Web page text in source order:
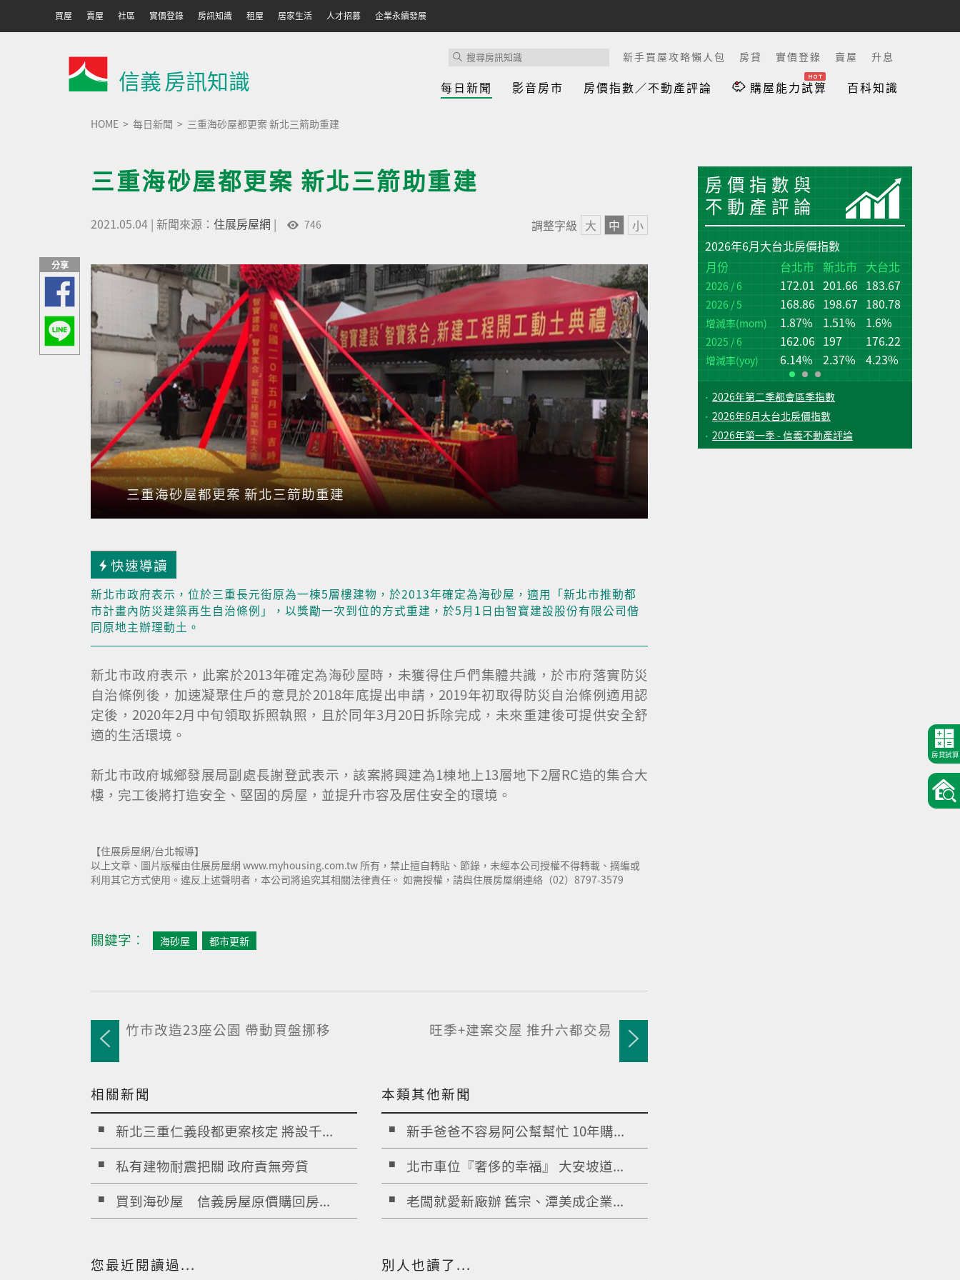
買屋 賣屋 社區 實價登錄 房訊知識 租屋 居家生活 人才招募 企業永續發展
信義房訊知識
新手買屋攻略懶人包 房貸 實價登錄 賣屋 升息
每日新聞 影音房市 房價指數／不動產評論 購屋能力試算 百科知識
房貸試算
HOME 每日新聞 三重海砂屋都更案 新北三箭助重建
三重海砂屋都更案 新北三箭助重建
2021.05.04 | 新聞來源： 住展房屋網 | 746 調整字級 大 中 小
分享
三重海砂屋都更案 新北三箭助重建
快速導讀
新北市政府表示，位於三重長元街原為一棟5層樓建物，於2013年確定為海砂屋，適用「新北市推動都
市計畫內防災建築再生自治條例」，以獎勵一次到位的方式重建，於5月1日由智寶建設股份有限公司偕
同原地主辦理動土。
新北市政府表示，此案於2013年確定為海砂屋時，未獲得住戶們集體共識，於市府落實防災
自治條例後，加速凝聚住戶的意見於2018年底提出申請，2019年初取得防災自治條例適用認
定後，2020年2月中旬領取拆照執照，且於同年3月20日拆除完成，未來重建後可提供安全舒
適的生活環境。
新北市政府城鄉發展局副處長謝登武表示，該案將興建為1棟地上13層地下2層RC造的集合大
樓，完工後將打造安全、堅固的房屋，並提升市容及居住安全的環境。
【住展房屋網/台北報導】
以上文章、圖片版權由住展房屋網 www.myhousing.com.tw 所有，禁止擅自轉貼、節錄，未經本公司授權不得轉載、摘編或
利用其它方式使用。違反上述聲明者，本公司將追究其相關法律責任。 如需授權，請與住展房屋網連絡（02）8797-3579
關鍵字︰ 海砂屋 都市更新
竹市改造23座公園 帶動買盤挪移 旺季+建案交屋 推升六都交易
相關新聞
新北三重仁義段都更案核定 將設千...
私有建物耐震把關 政府責無旁貸
買到海砂屋 信義房屋原價購回房...
本類其他新聞
新手爸爸不容易阿公幫幫忙 10年購...
北市車位『奢侈的幸福』 大安坡道...
老闆就愛新廠辦 舊宗、潭美成企業...
您最近閱讀過...
別人也讀了...
房價指數與
不動產評論
2026年6月大台北房價指數
月份
台北市 新北市 大台北
2026 / 6 172.01 201.66 183.67
2026 / 5 168.86 198.67 180.78
增減率(mom) 1.87% 1.51% 1.6%
2025 / 6 162.06 197 176.22
增減率(yoy) 6.14% 2.37% 4.23%
2026年第二季都會區季指數
2026年6月大台北房價指數
2026年第一季 - 信義不動產評論